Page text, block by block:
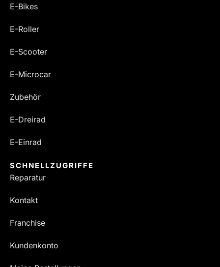
E-Bikes
E-Roller
E-Scooter
E-Microcar
Zubehör
E-Dreirad
E-Einrad
SCHNELLZUGRIFFE
Reparatur
Kontakt
Franchise
Kundenkonto